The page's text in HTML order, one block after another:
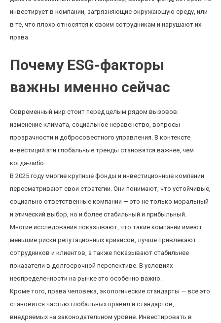
инвестирует в компании, загрязняющие окружающую среду, или
в те, что плохо относятся к своим сотрудникам и нарушают их
права.
Почему ESG-факторы
важны именно сейчас
Современный мир стоит перед целым рядом вызовов:
изменение климата, социальное неравенство, вопросы
прозрачности и добросовестного управления. В контексте
инвестиций эти глобальные тренды становятся важнее, чем
когда-либо.
В 2025 году многие крупные фонды и инвестиционные компании
пересматривают свои стратегии. Они понимают, что устойчивые,
социально ответственные компании — это не только моральный
и этический выбор, но и более стабильный и прибыльный.
Многие исследования показывают, что такие компании имеют
меньшие риски репутационных кризисов, лучше привлекают
сотрудников и клиентов, а также показывают стабильнее
показатели в долгосрочной перспективе. В условиях
неопределенности на рынке это особенно важно.
Кроме того, права человека, экологические стандарты — все это
становится частью глобальных правил и стандартов,
внедряемых на законодательном уровне. Инвестировать в